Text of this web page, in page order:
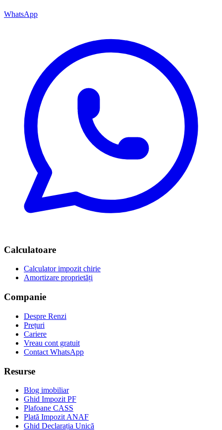
WhatsApp
Calculatoare
Calculator impozit chirie
Amortizare proprietăți
Companie
Despre Renzi
Prețuri
Cariere
Vreau cont gratuit
Contact WhatsApp
Resurse
Blog imobiliar
Ghid Impozit PF
Plafoane CASS
Plată Impozit ANAF
Ghid Declarația Unică